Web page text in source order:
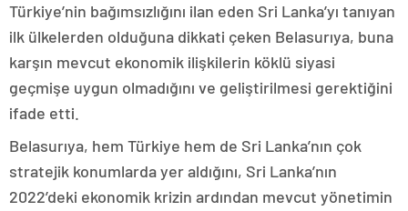
Türkiye’nin bağımsızlığını ilan eden Sri Lanka’yı tanıyan
ilk ülkelerden olduğuna dikkati çeken Belasurıya, buna
karşın mevcut ekonomik ilişkilerin köklü siyasi
geçmişe uygun olmadığını ve geliştirilmesi gerektiğini
ifade etti.
Belasurıya, hem Türkiye hem de Sri Lanka’nın çok
stratejik konumlarda yer aldığını, Sri Lanka’nın
2022’deki ekonomik krizin ardından mevcut yönetimin